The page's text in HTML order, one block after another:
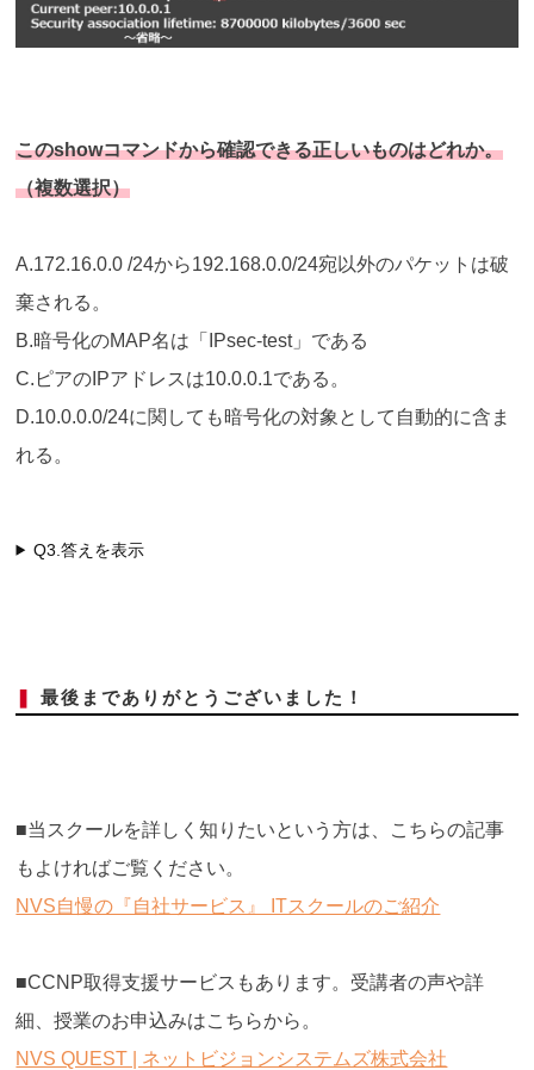
このshowコマンドから確認できる正しいものはどれか。
（複数選択）
A.172.16.0.0 /24から192.168.0.0/24宛以外のパケットは破
棄される。
B.暗号化のMAP名は「IPsec-test」である
C.ピアのIPアドレスは10.0.0.1である。
D.10.0.0.0/24に関しても暗号化の対象として自動的に含ま
れる。
Q3.答えを表示
❚最後までありがとうございました！
■当スクールを詳しく知りたいという方は、こちらの記事
もよければご覧ください。
NVS自慢の『自社サービス』 ITスクールのご紹介
■CCNP取得支援サービスもあります。受講者の声や詳
細、授業のお申込みはこちらから。
NVS QUEST | ネットビジョンシステムズ株式会社